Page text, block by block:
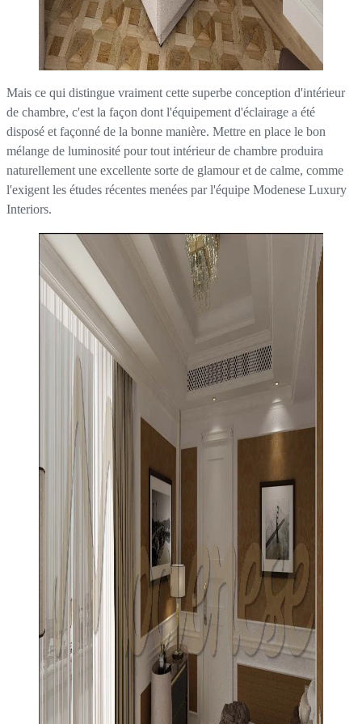
Mais ce qui distingue vraiment cette superbe conception d'intérieur
de chambre, c'est la façon dont l'équipement d'éclairage a été
disposé et façonné de la bonne manière. Mettre en place le bon
mélange de luminosité pour tout intérieur de chambre produira
naturellement une excellente sorte de glamour et de calme, comme
l'exigent les études récentes menées par l'équipe Modenese Luxury
Interiors.